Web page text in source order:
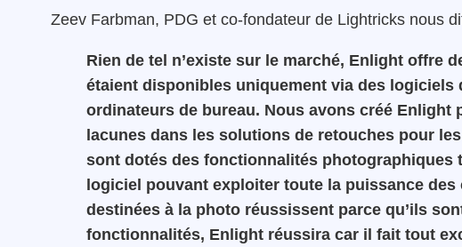
Zeev Farbman, PDG et co-fondateur de Lightricks nous
Rien de tel n’existe sur le marché, Enlight offre
étaient disponibles uniquement via des
ordinateurs de bureau. Nous avons créé
lacunes dans les solutions de retouches pour
sont dotés des fonctionnalités photographiques
logiciel pouvant exploiter toute la puissance
destinées à la photo réussissent parce qu’ils
fonctionnalités, Enlight réussira car il fait tout